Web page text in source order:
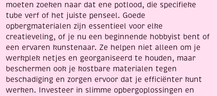
moeten zoeken naar dat ene potlood, die specifieke
tube verf of het juiste penseel. Goede
opbergmaterialen zijn essentieel voor elke
creatieveling, of je nu een beginnende hobbyist bent of
een ervaren kunstenaar. Ze helpen niet alleen om je
werkplek netjes en georganiseerd te houden, maar
beschermen ook je kostbare materialen tegen
beschadiging en zorgen ervoor dat je efficiënter kunt
werken. Investeer in slimme opbergoplossingen en